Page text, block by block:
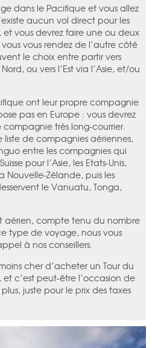
dans le Pacifique et vous allez
aucun vol direct pour les
vous devrez faire une ou deux
vous rendez de l’autre côté
le choix entre partir vers
ou vers l’Est via l’Asie, et/ou
ont leur propre compagnie
pas en Europe : vous devrez
très long-courrier.
liste de compagnies aériennes,
entre les compagnies qui
pour l’Asie, les Etats-Unis,
Nouvelle-Zélande, puis les
le Vanuatu, Tonga,
aérien, compte tenu du nombre
type de voyage, nous vous
à nos conseillers.
cher d’acheter un Tour du
c’est peut-être l’occasion de
juste pour le prix des taxes